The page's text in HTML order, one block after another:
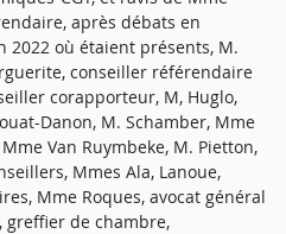
après débats en
où étaient présents, M.
conseiller référendaire
corapporteur, M, Huglo,
Danon, M. Schamber, Mme
Van Ruymbeke, M. Pietton,
Mmes Ala, Lanoue,
Mme Roques, avocat général
greffier de chambre,